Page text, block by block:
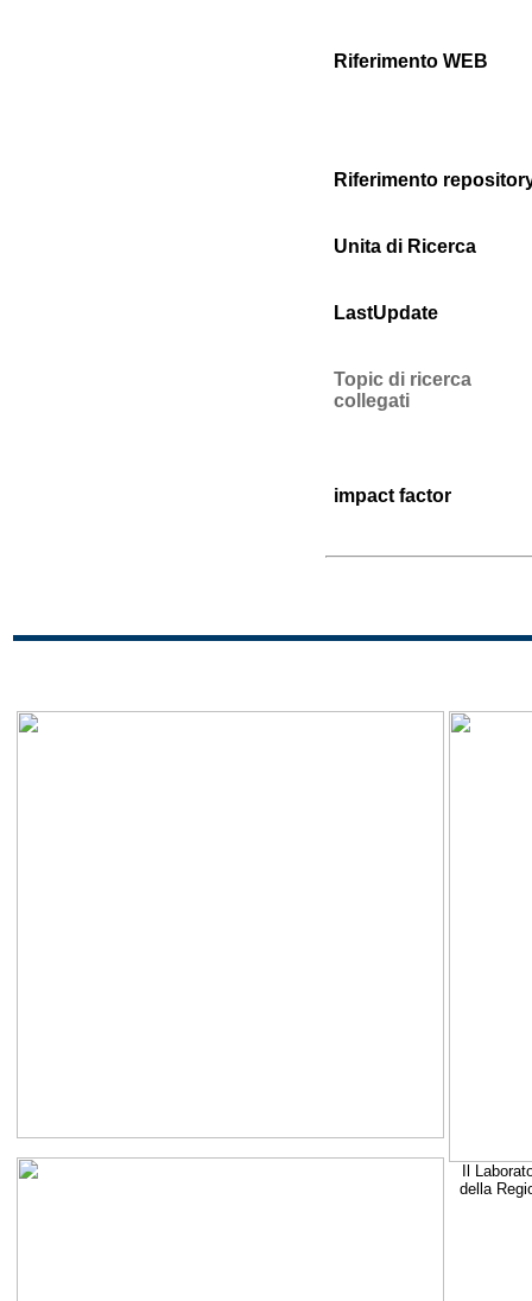
Riferimento WEB
Riferimento
Unita di Ricerca
LastUpdate
Topic di ricerca
collegati
impact factor
Il
della